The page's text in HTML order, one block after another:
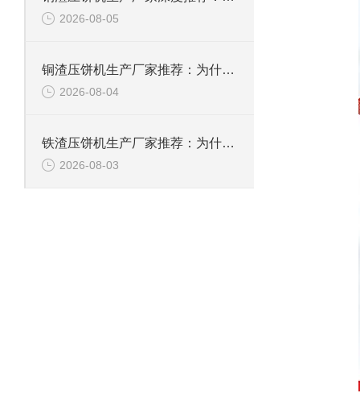
2026-08-05
铜渣压饼机生产厂家推荐：为什么恩派特成为众多企业的信赖？
2026-08-04
铁渣压饼机生产厂家推荐：为什么恩派特成为众多企业的优选？
2026-08-03